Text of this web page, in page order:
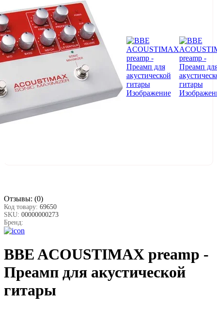
Отзывы: (0)
Код товару: 69650
SKU: 00000000273
Бренд:
BBE ACOUSTIMAX preamp -
Преамп для акустической
гитары